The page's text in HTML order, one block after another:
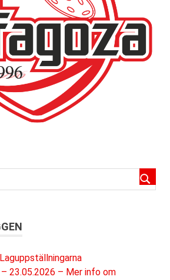
– 23.05.2026 – Mer info om